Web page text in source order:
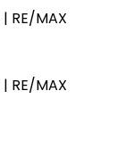
RE/MAX
RE/MAX